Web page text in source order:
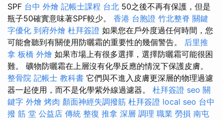
SPF 台中 外燴 記帳士課程 台北 50之後不再有保護，但是
瓶子50確實意味著SPF較少。 香港 台胞證 竹北整脊 關鍵
字優化 到府外燴 杜拜簽證 如果您在戶外度過任何時間，您
可能會聽到有關使用防曬霜的重要性的幾個警告。 后里推
拿 板橋 外燴 如果市場上有很多選擇，選擇防曬霜可能很困
難。 礦物防曬霜在上層沒有化學反應的情況下保護皮膚。
整骨院 記帳士 教科書 它們與不進入皮膚更深層的物理過濾
器一起使用，而不是化學紫外線過濾器。 杜拜簽證 seo 關
鍵字 外燴 烤肉 顏面神經失調撥筋 杜拜簽證 local seo 台中
撥 筋 堂 公益店 傳統 整復 推拿 深層 調理 職業 勞損 南屯